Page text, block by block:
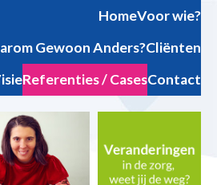
HomeVoor wie?
Gewoon Anders?Cliënten
Referenties / CasesContact